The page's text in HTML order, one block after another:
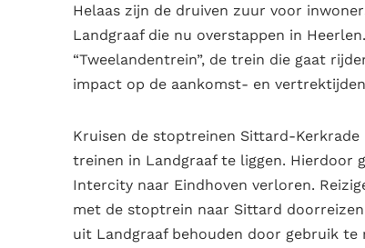
Helaas zijn de druiven zuur voor
Landgraaf die nu overstappen in
“Tweelandentrein”, de trein die gaat
impact op de aankomst- en
Kruisen de stoptreinen Sittard-
treinen in Landgraaf te liggen. Hierdoor
Intercity naar Eindhoven verloren.
met de stoptrein naar Sittard
uit Landgraaf behouden door gebruik